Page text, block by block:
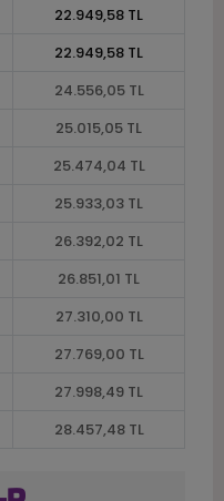
22.949,58 TL
22.949,58 TL
24.556,05 TL
25.015,05 TL
25.474,04 TL
25.933,03 TL
26.392,02 TL
26.851,01 TL
27.310,00 TL
27.769,00 TL
27.998,49 TL
28.457,48 TL